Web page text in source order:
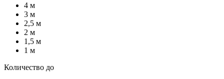
4 м
3 м
2,5 м
2 м
1,5 м
1 м
Количество до